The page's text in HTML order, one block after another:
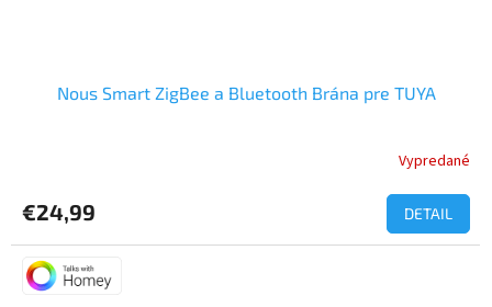
Nous Smart ZigBee a Bluetooth Brána pre TUYA
produktu
je
5,0
z
5
Vypredané
€24,99 DETAIL